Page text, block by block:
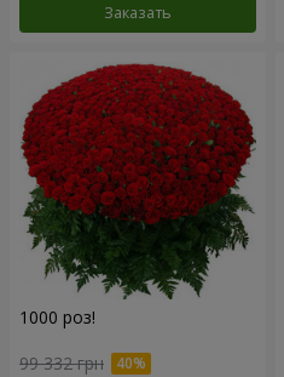
Заказать
1000 роз!
99 332 грн